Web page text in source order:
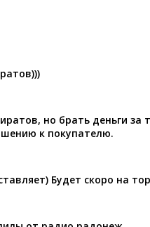
но брать деньги за
к покупателю.
Будет скоро на